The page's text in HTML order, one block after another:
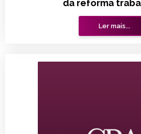
da reforma
Ler mais...